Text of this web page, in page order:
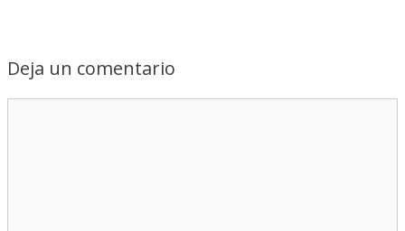
Deja un comentario